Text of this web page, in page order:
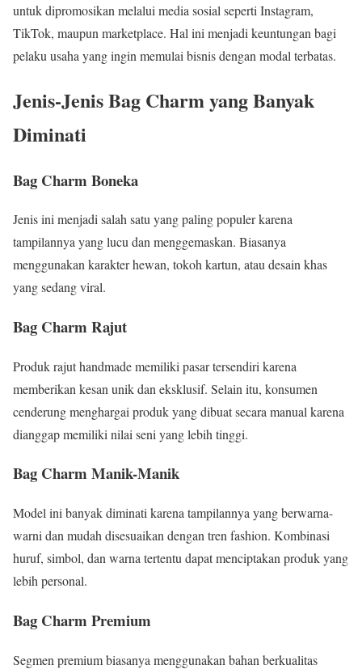
untuk dipromosikan melalui media sosial seperti Instagram,
TikTok, maupun marketplace. Hal ini menjadi keuntungan bagi
pelaku usaha yang ingin memulai bisnis dengan modal terbatas.
Jenis-Jenis Bag Charm yang Banyak
Diminati
Bag Charm Boneka
Jenis ini menjadi salah satu yang paling populer karena
tampilannya yang lucu dan menggemaskan. Biasanya
menggunakan karakter hewan, tokoh kartun, atau desain khas
yang sedang viral.
Bag Charm Rajut
Produk rajut handmade memiliki pasar tersendiri karena
memberikan kesan unik dan eksklusif. Selain itu, konsumen
cenderung menghargai produk yang dibuat secara manual karena
dianggap memiliki nilai seni yang lebih tinggi.
Bag Charm Manik-Manik
Model ini banyak diminati karena tampilannya yang berwarna-
warni dan mudah disesuaikan dengan tren fashion. Kombinasi
huruf, simbol, dan warna tertentu dapat menciptakan produk yang
lebih personal.
Bag Charm Premium
Segmen premium biasanya menggunakan bahan berkualitas